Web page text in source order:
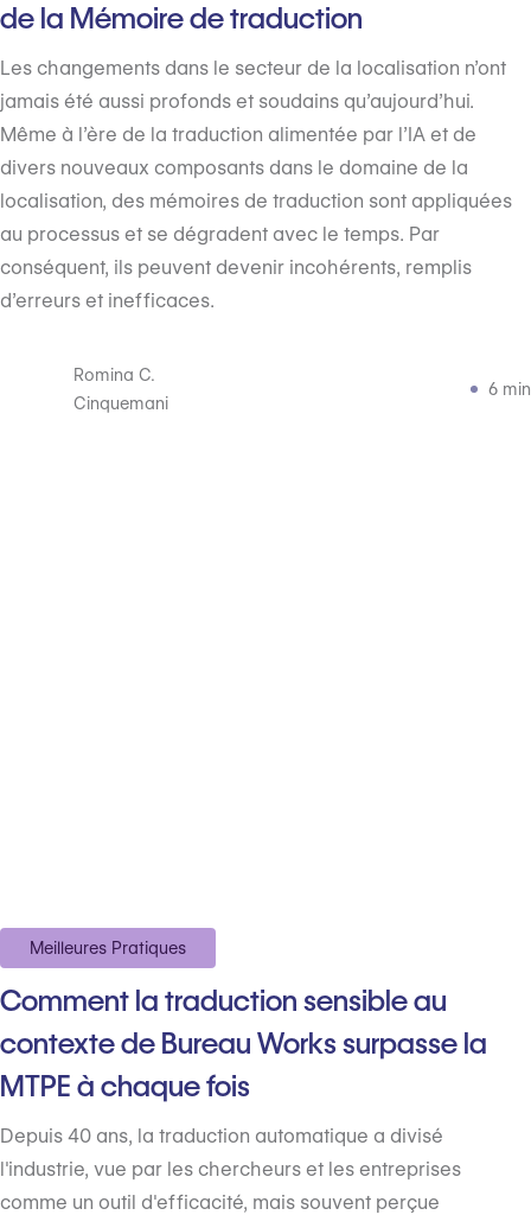
de la Mémoire de traduction
Les changements dans le secteur de la localisation n’ont
jamais été aussi profonds et soudains qu’aujourd’hui.
Même à l’ère de la traduction alimentée par l’IA et de
divers nouveaux composants dans le domaine de la
localisation, des mémoires de traduction sont appliquées
au processus et se dégradent avec le temps. Par
conséquent, ils peuvent devenir incohérents, remplis
d’erreurs et inefficaces.
Romina C.
Cinquemani
6 min
Meilleures Pratiques
Comment la traduction sensible au
contexte de Bureau Works surpasse la
MTPE à chaque fois
Depuis 40 ans, la traduction automatique a divisé
l'industrie, vue par les chercheurs et les entreprises
comme un outil d'efficacité, mais souvent perçue